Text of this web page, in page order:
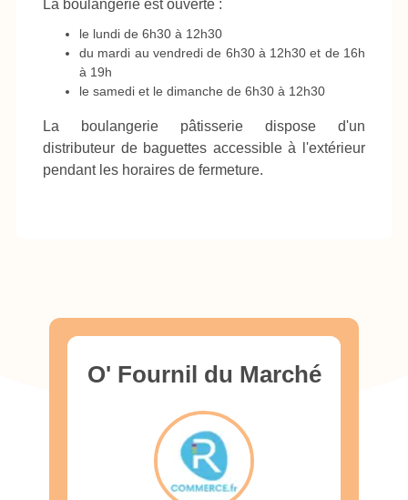
La boulangerie est ouverte :
le lundi de 6h30 à 12h30
du mardi au vendredi de 6h30 à 12h30 et de 16h
à 19h
le samedi et le dimanche de 6h30 à 12h30
La boulangerie pâtisserie dispose d'un
distributeur de baguettes accessible à l'extérieur
pendant les horaires de fermeture.
O' Fournil du Marché